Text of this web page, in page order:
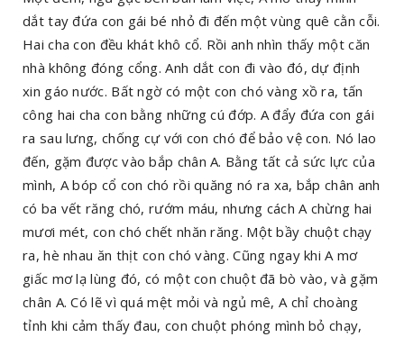
dắt tay đứa con gái bé nhỏ đi đến một vùng quê cằn cỗi.
Hai cha con đều khát khô cổ. Rồi anh nhìn thấy một căn
nhà không đóng cổng. Anh dắt con đi vào đó, dự định
xin gáo nước. Bất ngờ có một con chó vàng xồ ra, tấn
công hai cha con bằng những cú đớp. A đẩy đứa con gái
ra sau lưng, chống cự với con chó để bảo vệ con. Nó lao
đến, gặm được vào bắp chân A. Bằng tất cả sức lực của
mình, A bóp cổ con chó rồi quăng nó ra xa, bắp chân anh
có ba vết răng chó, rướm máu, nhưng cách A chừng hai
mươi mét, con chó chết nhăn răng. Một bầy chuột chạy
ra, hè nhau ăn thịt con chó vàng. Cũng ngay khi A mơ
giấc mơ lạ lùng đó, có một con chuột đã bò vào, và gặm
chân A. Có lẽ vì quá mệt mỏi và ngủ mê, A chỉ choàng
tỉnh khi cảm thấy đau, con chuột phóng mình bỏ chạy,